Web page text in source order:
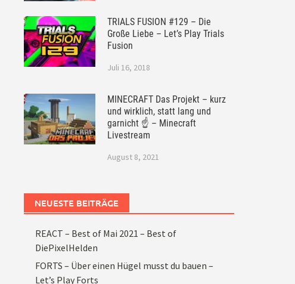
TRIALS FUSION #129 – Die
Große Liebe – Let’s Play Trials
Fusion
Juli 16, 2018
MINECRAFT Das Projekt – kurz
und wirklich, statt lang und
garnicht ☝ – Minecraft
Livestream
August 8, 2021
NEUESTE BEITRÄGE
REACT – Best of Mai 2021 – Best of
DiePixelHelden
FORTS – Über einen Hügel musst du bauen –
Let’s Play Forts